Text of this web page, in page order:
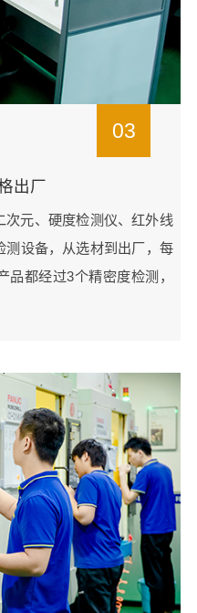
03
出厂
次元、硬度检测仪、红外线
测设备，从选材到出厂，每
都经过3个精密度检测，